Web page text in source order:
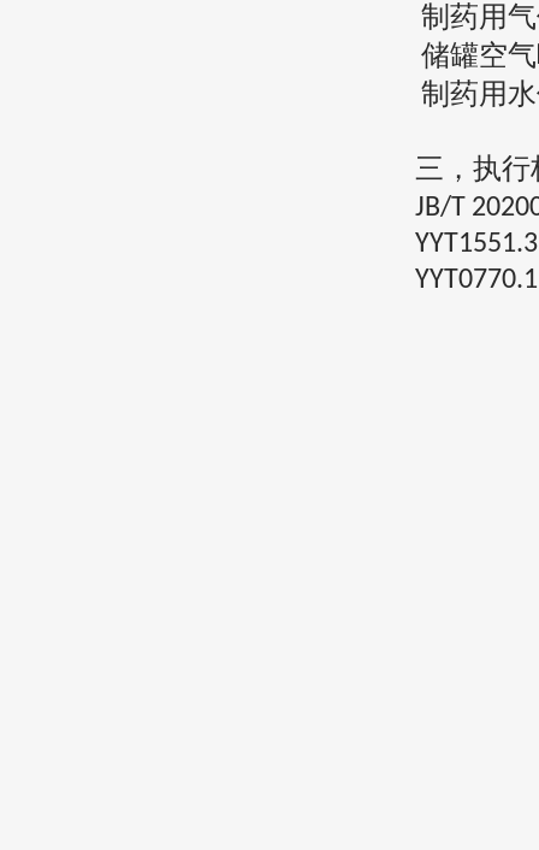
制药用
储罐空
制药用
三，执行
JB/T
YYT1551.3
YYT0770.1